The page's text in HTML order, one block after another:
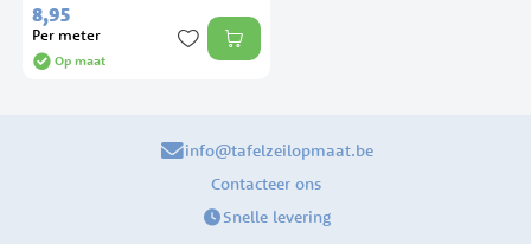
8,95
Per meter
Op maat
info@tafelzeilopmaat.be
Contacteer ons
Snelle levering